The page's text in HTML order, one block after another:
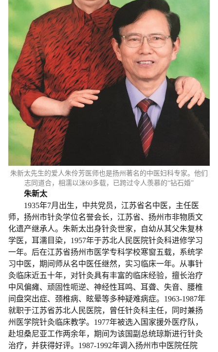
朱新太先生的爱人朱伶芳医师也是扬州著名的中医妇科专家。他们
志同道合，相濡以沫60多载，已跨过令人羡慕的“钻石婚”
朱新太
1935年7月出生，中共党员，江苏省名中医，主任医
师，扬州市针灸学位名誉会长，江苏省、扬州市非物质文
化遗产继承人。朱新太出身针灸世家，自幼从其父朱复林
学医，耳濡目染，1957年于苏北人民医院针灸科进修学习
一年。后在江苏省扬州市医学专科学校寒窗五载，系统学
习中医，期间师从名中医任继然，实习临床一年。从事针
灸临床近五十年，对针灸具有丰富的临床经验，擅长治疗
中风偏瘫、顽固性呃逆、神经性耳鸣、耳聋、失音、腰椎
间盘突出症、颈椎病、眩晕等多种疑难病症。1963-1987年
就职于江苏省苏北人民医院，曾任针灸科主任，同时兼扬
州医学院针灸临床教学。1977年被选入国家援外医疗队，
赴坦桑尼亚工作两余年，期间为该国副总统琼斯进行针灸
治疗，并获得好评。1987-1992年调入扬州市中医院任院